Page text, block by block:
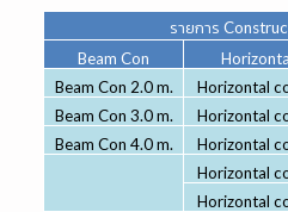
รายการ
Beam Con
Beam Con 2.0 m.
Horizontal
Beam Con 3.0 m.
Horizontal
Beam Con 4.0 m.
Horizontal
Horizontal
Horizontal